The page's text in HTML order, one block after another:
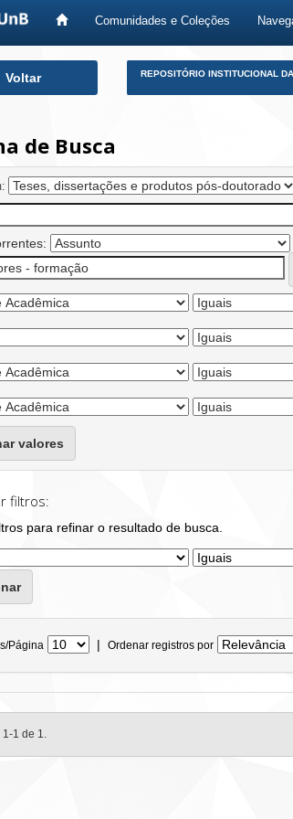
Comunidades e Coleções
Voltar REPOSITÓRIO INSTITUCIONAL
de Busca
valores
filtros:
para refinar o resultado de busca.
Página | Ordenar registros por
1-1 de 1.